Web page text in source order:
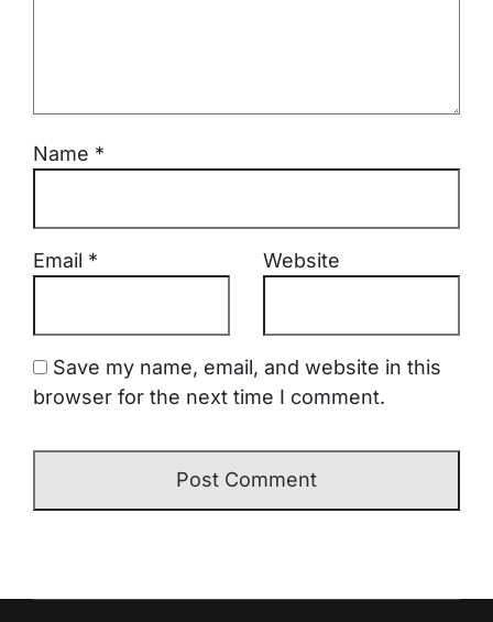
Name *
Email * Website
Save my name, email, and website in this
browser for the next time I comment.